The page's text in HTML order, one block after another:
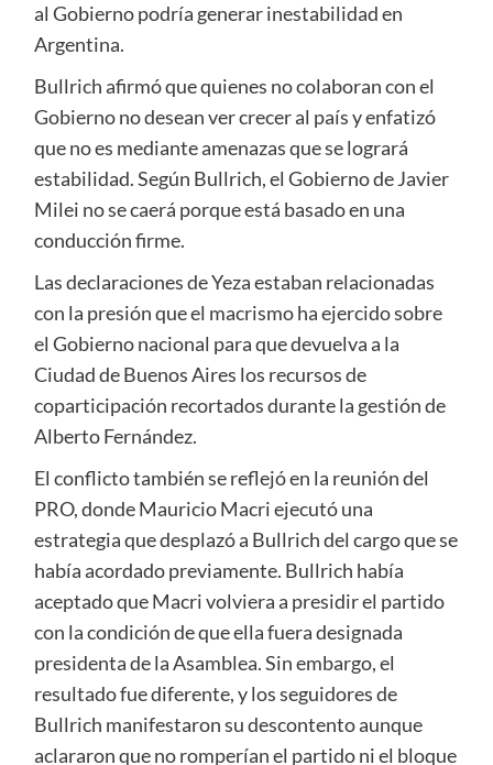
al Gobierno podría generar inestabilidad en
Argentina.
Bullrich afirmó que quienes no colaboran con el
Gobierno no desean ver crecer al país y enfatizó
que no es mediante amenazas que se logrará
estabilidad. Según Bullrich, el Gobierno de Javier
Milei no se caerá porque está basado en una
conducción firme.
Las declaraciones de Yeza estaban relacionadas
con la presión que el macrismo ha ejercido sobre
el Gobierno nacional para que devuelva a la
Ciudad de Buenos Aires los recursos de
coparticipación recortados durante la gestión de
Alberto Fernández.
El conflicto también se reflejó en la reunión del
PRO, donde Mauricio Macri ejecutó una
estrategia que desplazó a Bullrich del cargo que se
había acordado previamente. Bullrich había
aceptado que Macri volviera a presidir el partido
con la condición de que ella fuera designada
presidenta de la Asamblea. Sin embargo, el
resultado fue diferente, y los seguidores de
Bullrich manifestaron su descontento aunque
aclararon que no romperían el partido ni el bloque